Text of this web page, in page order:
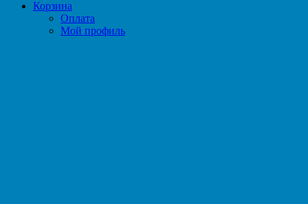
Корзина
Оплата
Мой профиль